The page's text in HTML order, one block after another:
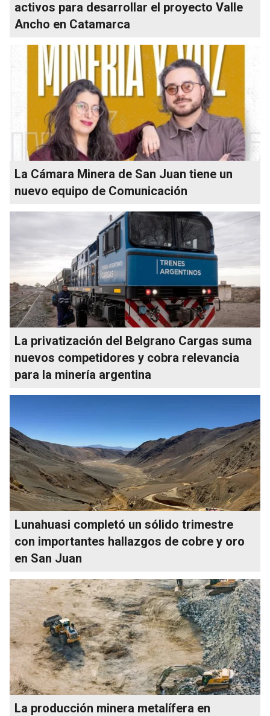
activos para desarrollar el proyecto Valle
Ancho en Catamarca
La Cámara Minera de San Juan tiene un
nuevo equipo de Comunicación
La privatización del Belgrano Cargas suma
nuevos competidores y cobra relevancia
para la minería argentina
Lunahuasi completó un sólido trimestre
con importantes hallazgos de cobre y oro
en San Juan
La producción minera metalífera en